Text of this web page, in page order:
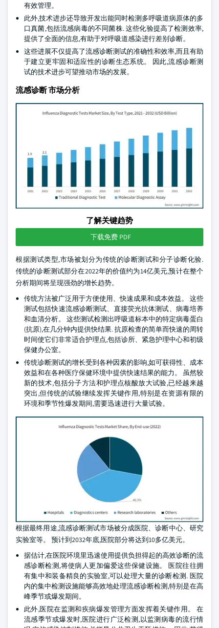
有效管理。
此外,技术进步还导致开发出能同时检测多呼吸道病原体的多
口真菌,包括流感病毒的不同菌株. 这些化验提高了检测效率,
提供了全面的信息,有助于对呼吸道感染进行差别诊断。
这些进展不仅提高了流感诊断测试的准确性和效率,而且有助
于建立更牢固和适应性的诊断生态系统。 因此,流感诊断测
试的技术进步可望推动市场的发展。
流感诊断 市场分析
了解关键趋势
下载免费 PDF
根据测试类型,市场被划分为传统的诊断测试和分子诊断化验.
传统的诊断测试部分在2022年的价值约为14亿美元,预计在整个
分析期间将呈现强劲的增长趋势。
传统方法被广泛用于方便使用、快速成果和成本效益。 这些
测试包括快速流感诊断测试、直接荧光抗体测试、病毒培养
和血清分析。 这些测试检测出呼吸道标本中的特定病毒蛋白
(抗原),在几分钟内提供快结果. 抗原检查的简单而快速的周转
时间使它们非常适合护理点,包括诊所、紧急护理中心和初级
保健办公室。
传统诊断测试的增长受到各种因素的影响,如可获得性、成本
效益和在各种医疗保健环境中提供快速结果的能力。 虽然较
新的技术,包括分子方法和护理点核酸放大试验,已经越来越
突出,但传统的试验继续发挥关键作用,特别是在资源有限的
环境和季节性爆发期间,需要迅速进行大量试验。
根据最终用途,流感诊断测试市场被分成医院、诊断中心、研究
实验室等。 预计到2032年底,医院部分将达到10多亿美元。
据估计,在医院环境里迅速使用提供负担得起的高效诊断的流
感诊断检测,将使病人更加偏爱这些保健设施。 医院往往拥
有集中和装备精良的实验室,可以处理大量的诊断检测. 医院
内的集中检测设施能够高效地处理流感诊断检测,特别是在高
峰季节或爆发期间。
此外,医院在监测和疾病爆发管理方面发挥着关键作用。 在
流感季节或爆发时,医院进行广泛检测,以监测病毒的流行情